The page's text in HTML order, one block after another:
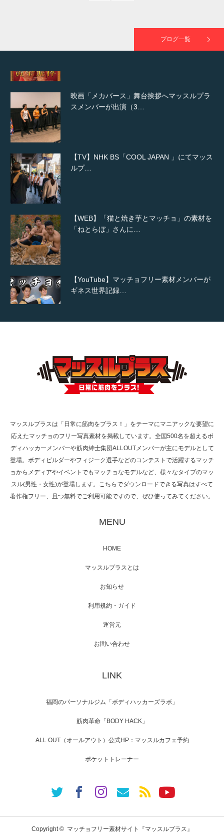
ブログ一覧
TOKYO FMラジオ番組「ONE MORNING」
で紹介さ…
た（6/8放送）
映画「メカバース」舞台挨拶へマッスルプラ
【TV】NHK BS「COOL JAPAN 」にてマッス
「ねとらぼ」さんに…
マッスルプラスは「日常に筋肉をプラス！」をテーマにマニアックな要望に
応えたマッチョのフリー写真素材を掲載しています。全国500名を超えるボ
ディハッカーメンバーや筋肉紳士集団ALLOUTメンバーが主にモデルとして
登場。ボディビルダーやフィジーク選手などのコンテストで活躍するマッチ
ョからメディアやイベントでもマッチョなモデルなど、様々なタイプのマッ
スル(男性・女性)が登場します。こちらでダウンロードできる写真はすべて
著作権フリー、且つ無料でご利用可能ですので、ぜひ使ってみてください。
MENU
HOME
マッスルプラスとは
お知らせ
利用規約・ガイド
運営元
お問い合わせ
LINK
福岡のパーソナルジム「ボディハッカーズラボ」
筋肉革命「BODY HACK」
ALL OUT（オールアウト）公式HP：マッスルカフェ予約
ポケットトレーナー
Copyright © マッチョフリー素材サイト『マッスルプラス』